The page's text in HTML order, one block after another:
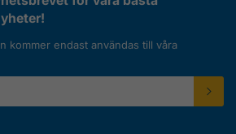
kommer endast användas till våra